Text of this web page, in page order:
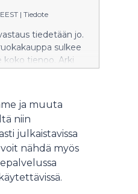
| Tiedote
tiedetään jo.
sulkee
koko tienoo. Arki
palveluiden
13. kesäkuuta
nostaa
merkitystä
Osuuskauppa
näkyy
ja muuta
niin
julkaistavissa
nähdä myös